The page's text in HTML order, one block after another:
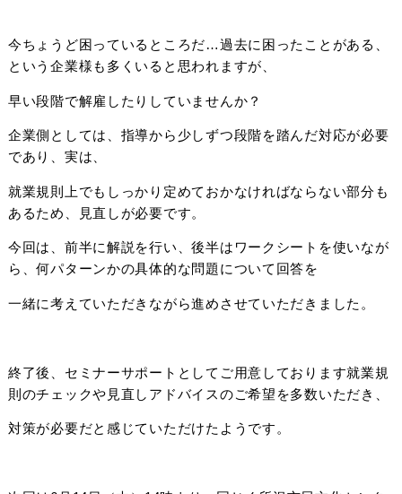
今ちょうど困っているところだ…過去に困ったことがある、
という企業様も多くいると思われますが、
早い段階で解雇したりしていませんか？
企業側としては、指導から少しずつ段階を踏んだ対応が必要
であり、実は、
就業規則上でもしっかり定めておかなければならない部分も
あるため、見直しが必要です。
今回は、前半に解説を行い、後半はワークシートを使いなが
ら、何パターンかの具体的な問題について回答を
一緒に考えていただきながら進めさせていただきました。
終了後、セミナーサポートとしてご用意しております就業規
則のチェックや見直しアドバイスのご希望を多数いただき、
対策が必要だと感じていただけたようです。